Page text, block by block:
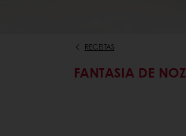
RECEITAS
FANTASIA DE NOZ